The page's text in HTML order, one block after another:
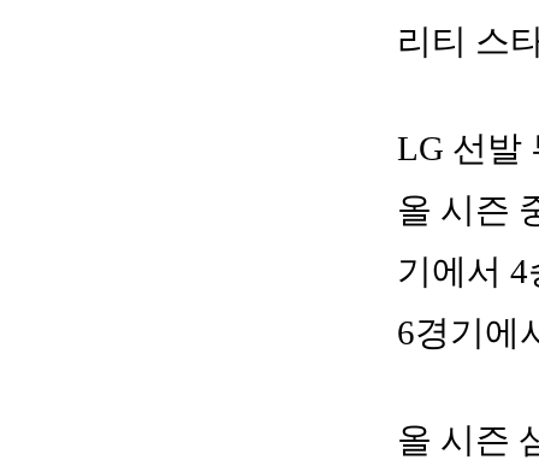
리티 스
LG 선발
올 시즌
기에서
6경기에
올 시즌